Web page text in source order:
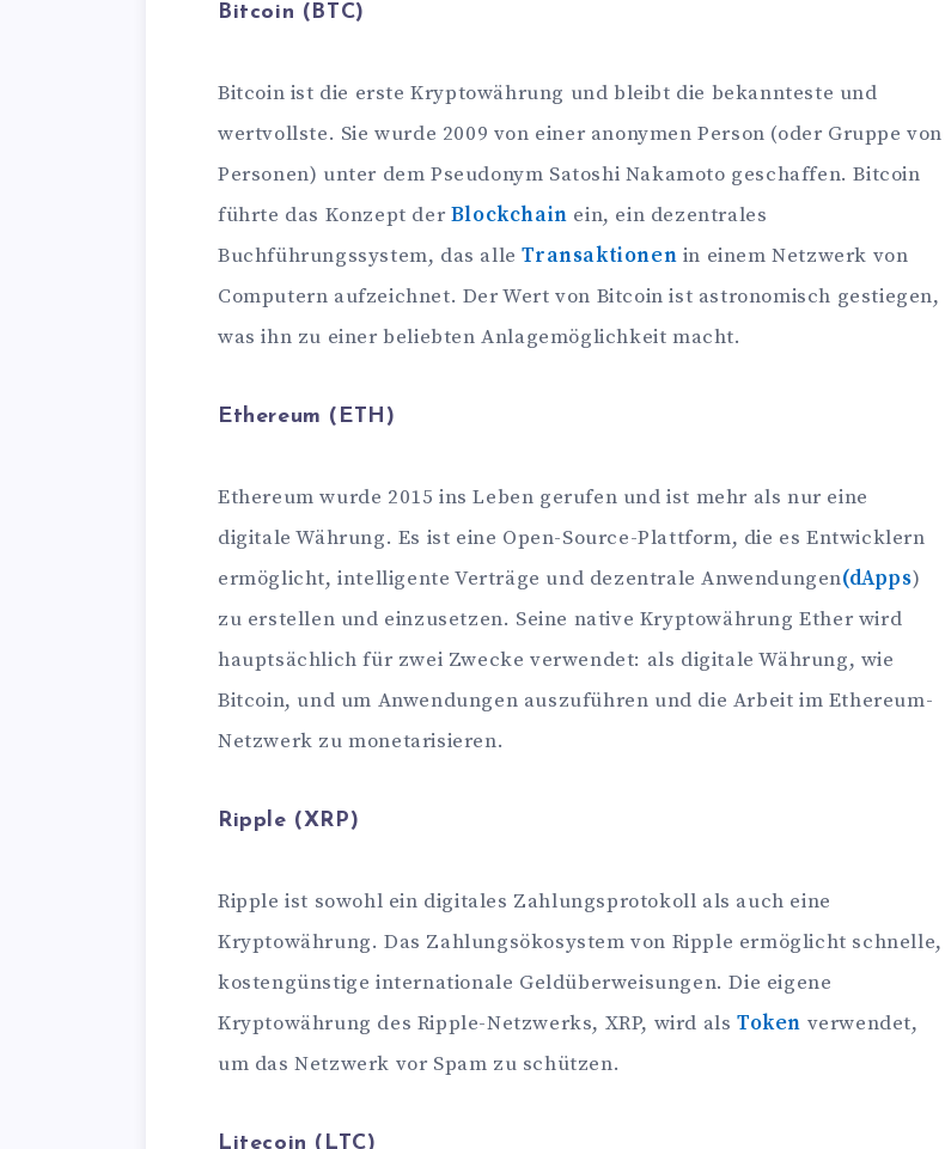
Bitcoin (BTC)
Bitcoin ist die erste Kryptowährung und bleibt die bekannteste und
wertvollste. Sie wurde 2009 von einer anonymen Person (oder Gruppe von
Personen) unter dem Pseudonym Satoshi Nakamoto geschaffen. Bitcoin
führte das Konzept der Blockchain ein, ein dezentrales
Buchführungssystem, das alleTransaktionen in einem Netzwerk von
Computern aufzeichnet. Der Wert von Bitcoin ist astronomisch gestiegen,
was ihn zu einer beliebten Anlagemöglichkeit macht.
Ethereum (ETH)
Ethereum wurde 2015 ins Leben gerufen und ist mehr als nur eine
digitale Währung. Es ist eine Open-Source-Plattform, die es Entwicklern
ermöglicht, intelligente Verträge und dezentrale Anwendungen(dApps)
zu erstellen und einzusetzen. Seine native Kryptowährung Ether wird
hauptsächlich für zwei Zwecke verwendet: als digitale Währung, wie
Bitcoin, und um Anwendungen auszuführen und die Arbeit im Ethereum-
Netzwerk zu monetarisieren.
Ripple (XRP)
Ripple ist sowohl ein digitales Zahlungsprotokoll als auch eine
Kryptowährung. Das Zahlungsökosystem von Ripple ermöglicht schnelle,
kostengünstige internationale Geldüberweisungen. Die eigene
Kryptowährung des Ripple-Netzwerks, XRP, wird alsToken verwendet,
um das Netzwerk vor Spam zu schützen.
Litecoin (LTC)